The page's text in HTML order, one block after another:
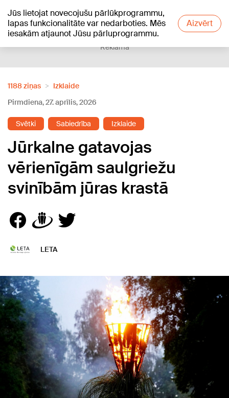
Jūs lietojat novecojušu pārlūkprogrammu,
lapas funkcionalitāte var nedarboties. Mēs
iesakām atjaunot Jūsu pārluprogrammu.
Aizvērt
+16°C
Reklāma
1188 ziņas
Izklaide
Pirmdiena, 27. aprīlis, 2026
Svētki Sabiedrība Izklaide
Jūrkalne gatavojas
vērienīgām saulgriežu
svinībām jūras krastā
LETA